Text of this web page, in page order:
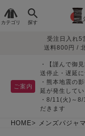
カテゴリ 探す
レ
生地で
さがす
敏感肌用
パジャマ
夏パジャマ特集
受注日入れ5
送料800円 /
ご案内
・【謹んで御
送停止・遅延
・熊本地震の
延が発生して
・8/11(火)～
だきます
HOME メンズパジャ